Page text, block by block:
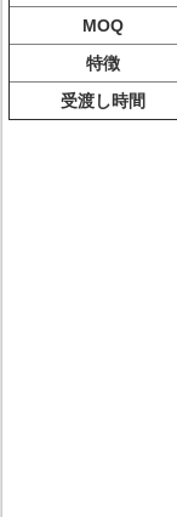
MOQ
特徴
受渡し時間